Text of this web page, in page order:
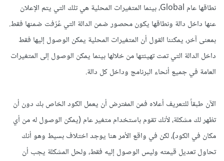
نطاقها عام Global، بينما المتغيرات المحلية هي تلك التي يتم الإعلان
عنها داخل دالة ونطاقها يكون محصور ضمن الدالة التي عُرّفت ضمنها فقط.
بمعنى آخر، يمكننا القول أن المتغيرات المحلية يمكن الوصول إليها فقط
داخل الدالة التي تمت تهيئتها من خلالها بينما يمكن الوصول إلى المتغيرات
العامة في جميع أنحاء البرنامج وداخل كل دالة.
الآن طبقاً للتعريف أعلاه فمن المفترض أن يعمل الكود الخاص بك دون أن
تظهر لك مشكلة، لأنك تقوم باستخدام متغير عام (يمكن الوصول له من أي
مكان في الكود)، لكن في واقع الأمر هنا يوجد اختلاف بسيط وهو أنك
تحاول تعديل قيمته وليس الوصول إليه فقط، ولحل المشكلة يجب أن